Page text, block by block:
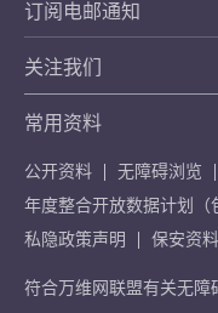
订阅电邮通知
关注我们
常用资料
公开资料
无障碍浏览
年度整合开放数据计划（
私隐政策声明
保安资料
符合万维网联盟有关无障